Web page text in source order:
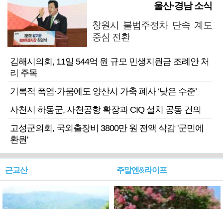
울산·경남 소식
창원시 불법주정차 단속 계도
중심 전환
김해시의회, 11일 544억 원 규모 민생지원금 조례안 처
리 주목
기록적 폭염·가뭄에도 양산시 가축 폐사 ‘낮은 수준’
사천시 하동군, 사천공항 확장과 CIQ 설치 공동 건의
고성군의회, 국외출장비 3800만 원 전액 삭감 '군민에
환원'
근교산 주말엔&라이프